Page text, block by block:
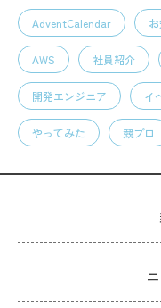
AdventCalendar
AWS 社員紹介
開発エンジニア イ
やってみた 競プロ